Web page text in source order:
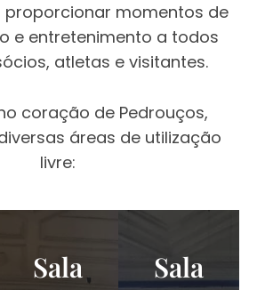
proporcionar momentos de
e entretenimento a todos
atletas e visitantes.
coração de Pedrouços,
áreas de utilização
livre:
Sala
Sala